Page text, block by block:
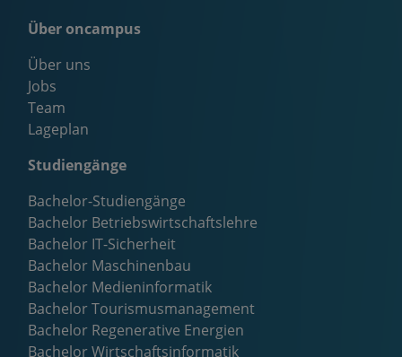
Über oncampus
Über uns
Jobs
Team
Lageplan
Studiengänge
Bachelor-Studiengänge
Bachelor Betriebswirtschaftslehre
Bachelor IT-Sicherheit
Bachelor Maschinenbau
Bachelor Medieninformatik
Bachelor Tourismusmanagement
Bachelor Regenerative Energien
Bachelor Wirtschaftsinformatik